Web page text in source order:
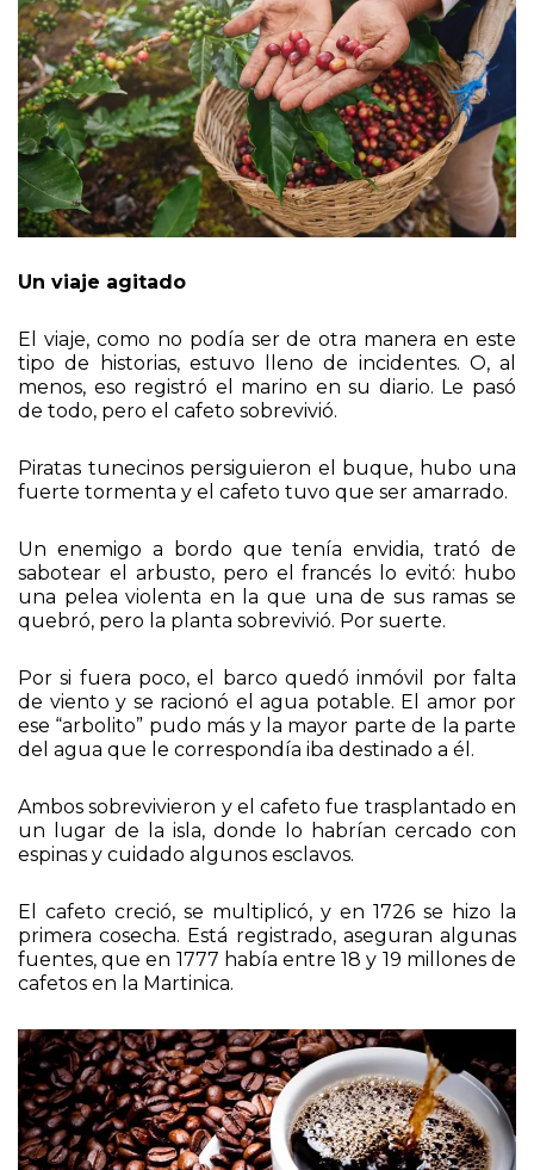
El viaje, como no podía ser de otra manera en este
tipo de historias, estuvo lleno de incidentes. O, al
menos, eso registró el marino en su diario. Le pasó
Piratas tunecinos persiguieron el buque, hubo una
Un enemigo a bordo que tenía envidia, trató de
sabotear el arbusto, pero el francés lo evitó: hubo
una pelea violenta en la que una de sus ramas se
Por si fuera poco, el barco quedó inmóvil por falta
de viento y se racionó el agua potable. El amor por
ese “arbolito” pudo más y la mayor parte de la parte
Ambos sobrevivieron y el cafeto fue trasplantado en
un lugar de la isla, donde lo habrían cercado con
El cafeto creció, se multiplicó, y en 1726 se hizo la
primera cosecha. Está registrado, aseguran algunas
fuentes, que en 1777 había entre 18 y 19 millones de